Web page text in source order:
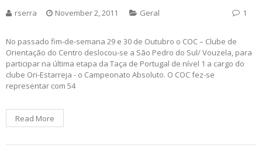
rserra November 2, 2011 Geral 1
No passado fim-de-semana 29 e 30 de Outubro o COC – Clube de
Orientação do Centro deslocou-se a São Pedro do Sul/ Vouzela, para
participar na última etapa da Taça de Portugal de nível 1 a cargo do
clube Ori-Estarreja - o Campeonato Absoluto. O COC fez-se
representar com 54
Read More